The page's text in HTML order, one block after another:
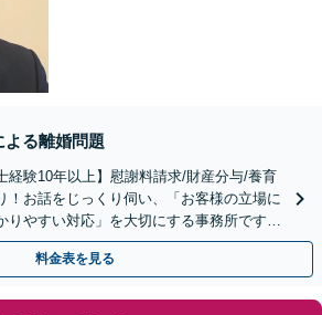
る離婚問題
経験10年以上】慰謝料請求/財産分与/養育
！お話をじっくり伺い、「お客様の立場に
りやすい対応」を大切にする事務所です
料金表を見る